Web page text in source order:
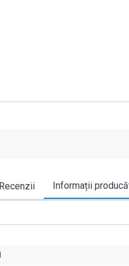
Recenzii Informații